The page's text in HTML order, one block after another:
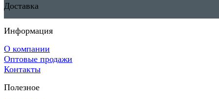
Доставка
Информация
О компании
Оптовые продажи
Контакты
Полезное